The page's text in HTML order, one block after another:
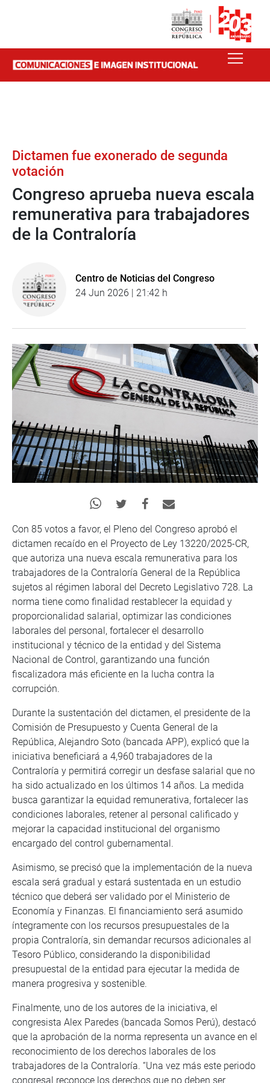
Dictamen fue exonerado de segunda
votación
Congreso aprueba nueva escala
remunerativa para trabajadores
de la Contraloría
Centro de Noticias del Congreso
24 Jun 2026 | 21:42 h
Con 85 votos a favor, el Pleno del Congreso aprobó el
dictamen recaído en el Proyecto de Ley 13220/2025-CR,
que autoriza una nueva escala remunerativa para los
trabajadores de la Contraloría General de la República
sujetos al régimen laboral del Decreto Legislativo 728. La
norma tiene como finalidad restablecer la equidad y
proporcionalidad salarial, optimizar las condiciones
laborales del personal, fortalecer el desarrollo
institucional y técnico de la entidad y del Sistema
Nacional de Control, garantizando una función
fiscalizadora más eficiente en la lucha contra la
corrupción.
Durante la sustentación del dictamen, el presidente de la
Comisión de Presupuesto y Cuenta General de la
República, Alejandro Soto (bancada APP), explicó que la
iniciativa beneficiará a 4,960 trabajadores de la
Contraloría y permitirá corregir un desfase salarial que no
ha sido actualizado en los últimos 14 años. La medida
busca garantizar la equidad remunerativa, fortalecer las
condiciones laborales, retener al personal calificado y
mejorar la capacidad institucional del organismo
encargado del control gubernamental.
Asimismo, se precisó que la implementación de la nueva
escala será gradual y estará sustentada en un estudio
técnico que deberá ser validado por el Ministerio de
Economía y Finanzas. El financiamiento será asumido
íntegramente con los recursos presupuestales de la
propia Contraloría, sin demandar recursos adicionales al
Tesoro Público, considerando la disponibilidad
presupuestal de la entidad para ejecutar la medida de
manera progresiva y sostenible.
Finalmente, uno de los autores de la iniciativa, el
congresista Alex Paredes (bancada Somos Perú), destacó
que la aprobación de la norma representa un avance en el
reconocimiento de los derechos laborales de los
trabajadores de la Contraloría. “Una vez más este periodo
congresal reconoce los derechos que no deben ser